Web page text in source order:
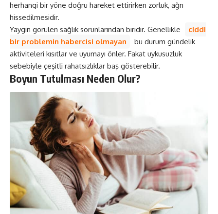
herhangi bir yöne doğru hareket ettirirken zorluk, ağrı
hissedilmesidir.
Yaygın görülen sağlık sorunlarından biridir. Genellikle
ciddi
bir problemin habercisi olmayan
bu durum gündelik
aktiviteleri kısıtlar ve uyumayı önler. Fakat uykusuzluk
sebebiyle çeşitli rahatsızlıklar baş gösterebilir.
Boyun Tutulması Neden Olur?